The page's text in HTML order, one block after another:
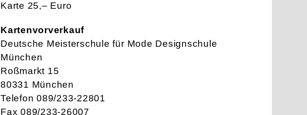
Karte 25,– Euro
Kartenvorverkauf
Deutsche Meisterschule für Mode Designschule
München
Roßmarkt 15
80331 München
Telefon 089/233-22801
Fax 089/233-26007